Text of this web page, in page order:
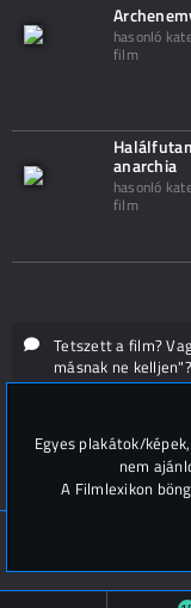
hasonló
film
anarchia
hasonló
film
Tetszett a film?
másnak ne
©
Egyes plakátok/
nem
A Filmlexikon